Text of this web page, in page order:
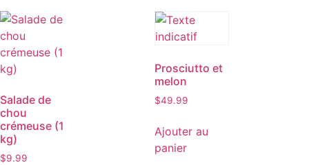
Salade de
chou
crémeuse (1
kg)
$9.99
Prosciutto et
melon
$49.99
Ajouter au
panier